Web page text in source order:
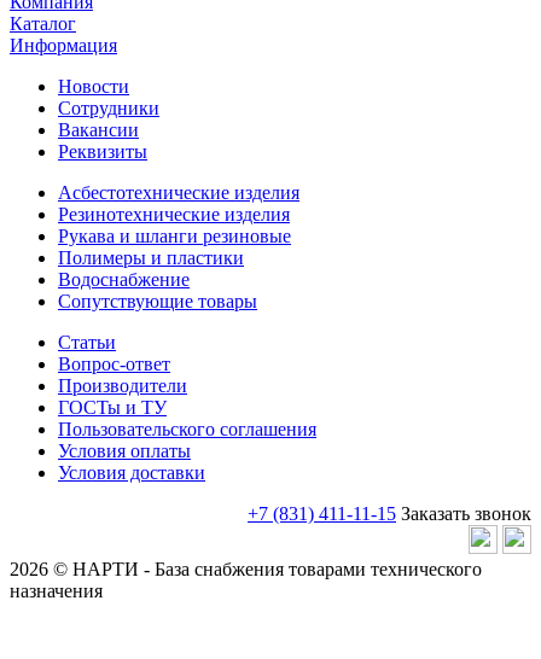
Каталог
Информация
Новости
Сотрудники
Вакансии
Реквизиты
Асбестотехнические изделия
Резинотехнические изделия
Рукава и шланги резиновые
Полимеры и пластики
Водоснабжение
Сопутствующие товары
Статьи
Вопрос-ответ
Производители
ГОСТы и ТУ
Пользовательского соглашения
Условия оплаты
Условия доставки
+7 (831) 411-11-15 Заказать звонок
2026 © НАРТИ - База снабжения товарами технического
назначения